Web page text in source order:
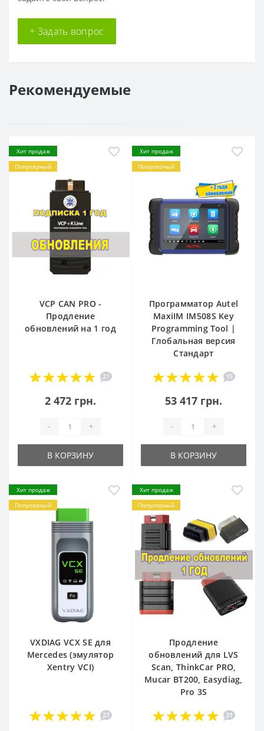
+ Задать вопрос
Рекомендуемые
Хит продаж
Популярный
VCP CAN PRO -
Продление
обновлений на 1 год
21
2 472 грн.
- +
В КОРЗИНУ
Хит продаж
Популярный
Программатор Autel
MaxiIM IM508S Key
Programming Tool |
Глобальная версия
Стандарт
15
53 417 грн.
- +
В КОРЗИНУ
Хит продаж
Популярный
VXDIAG VCX SE для
Mercedes (эмулятор
Xentry VCI)
27
Хит продаж
Популярный
Продление
обновлений для LVS
Scan, ThinkCar PRO,
Mucar BT200, Easydiag,
Pro 3S
31